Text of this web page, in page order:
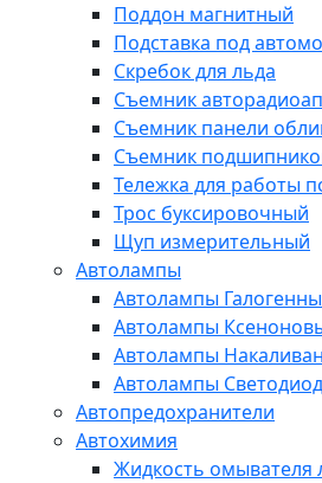
Поддон магнитный
Подставка под
Скребок для льда
Съемник
Съемник панели
Съемник
Тележка для работы
Трос буксировочный
Щуп измерительный
Автолампы
Автолампы
Автолампы
Автолампы
Автолампы
Автопредохранители
Автохимия
Жидкость омывателя